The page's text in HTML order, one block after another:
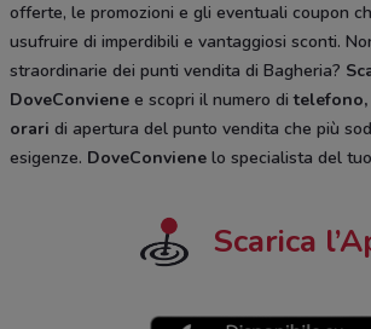
offerte, le promozioni e gli eventuali coupon
usufruire di imperdibili e vantaggiosi sconti.
straordinarie dei punti vendita di Bagheria?
DoveConviene e scopri il numero di
orari di apertura del punto vendita che più
esigenze. DoveConviene lo specialista del
Scarica